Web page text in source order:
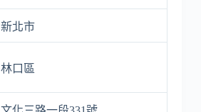
新北市
林口區